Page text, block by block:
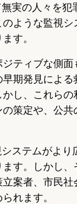
実の人々を
ような監視
す。
ティブな側
期発見によ
し、これら
策定や、公
ステムがよ
す。しかし
案者、市民
れます。